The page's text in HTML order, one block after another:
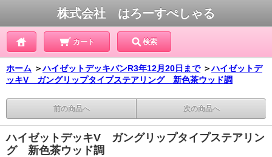
株式会社 はろーすぺしゃる
カート 検索
ホーム ＞ハイゼットデッキバンR3年12月20日まで ＞ハイゼットデ
ッキV ガングリップタイプステアリング 新色茶ウッド調
前の商品へ 次の商品へ
ハイゼットデッキV ガングリップタイプステアリン
グ 新色茶ウッド調